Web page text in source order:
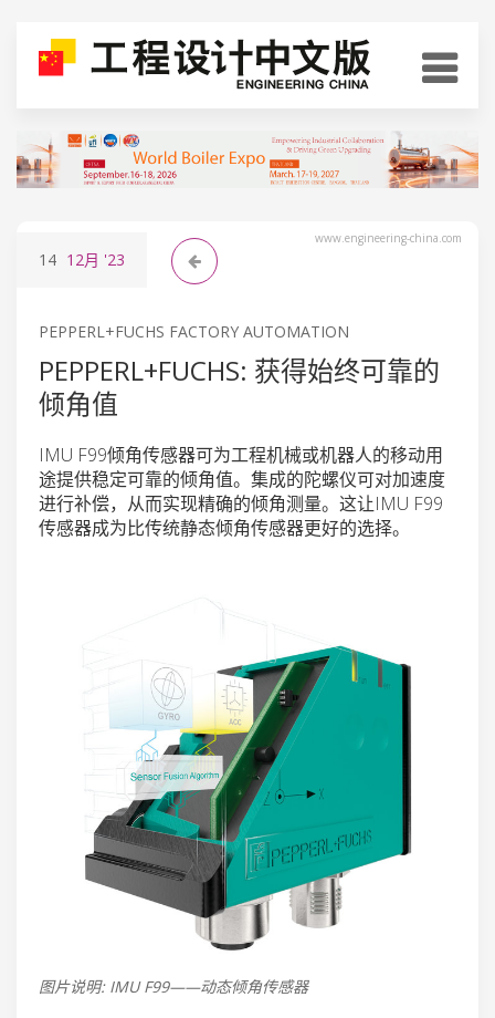
www.engineering-china.com
14 12月 '23
PEPPERL+FUCHS FACTORY AUTOMATION
PEPPERL+FUCHS: 获得始终可靠的
倾角值
IMU F99倾角传感器可为工程机械或机器人的移动用
途提供稳定可靠的倾角值。集成的陀螺仪可对加速度
进行补偿，从而实现精确的倾角测量。这让IMU F99
传感器成为比传统静态倾角传感器更好的选择。
图片说明: IMU F99——动态倾角传感器